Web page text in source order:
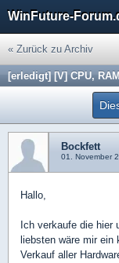
WinFuture-
« Zurück zu Archiv
[erledigt] [V] CPU,
Bockfett
01. November
Hallo,
Ich verkaufe die hier
liebsten wäre mir ein
Verkauf aller